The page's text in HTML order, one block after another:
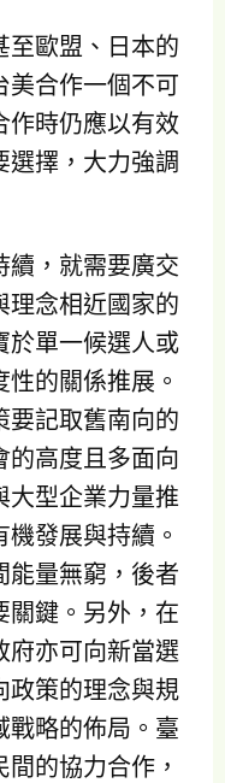
至歐盟、日本的
美合作一個不可
作時仍應以有效
選擇，大力強調
續，就需要廣交
理念相近國家的
於單一候選人或
的關係推展。
要記取舊南向的
的高度且多面向
大型企業力量推
發展與持續。
能量無窮，後者
關鍵。另外，在
府亦可向新當選
政策的理念與規
戰略的佈局。臺
的協力合作，